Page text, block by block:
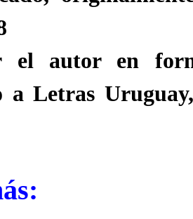
el autor en
a Letras